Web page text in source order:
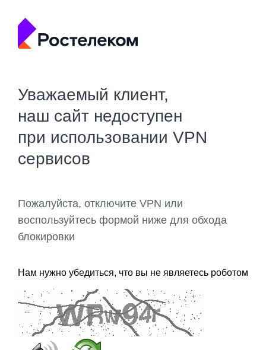
Уважаемый клиент,
наш сайт недоступен
при использовании VPN
сервисов
Пожалуйста, отключите VPN или
воспользуйтесь формой ниже для обхода
блокировки
Нам нужно убедиться, что вы не являетесь роботом